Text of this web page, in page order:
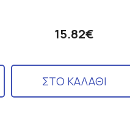
15.82€
ΣΤΟ ΚΑΛΑΘΙ